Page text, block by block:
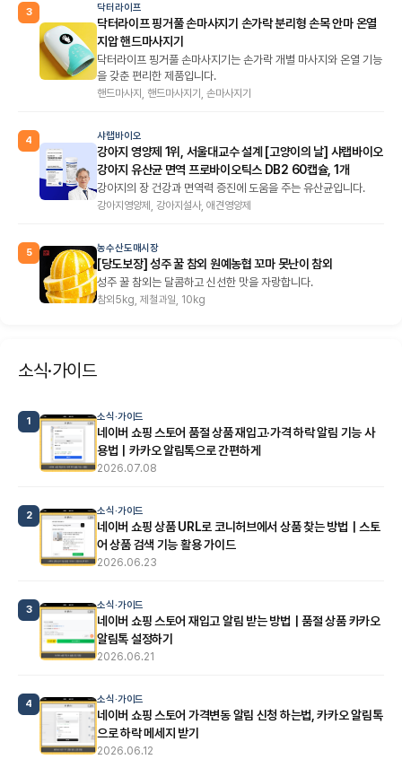
3 닥터라이프
닥터라이프 핑거풀 손마사지기 손가락 분리형 손목 안마 온열
지압 핸드마사지기
닥터라이프 핑거풀 손마사지기는 손가락 개별 마사지와 온열 기능
을 갖춘 편리한 제품입니다.
핸드마사지, 핸드마사지기, 손마사지기
4 샤랩바이오
강아지 영양제 1위, 서울대교수 설계 [고양이의 날] 샤랩바이오
강아지 유산균 면역 프로바이오틱스 DB2 60캡슐, 1개
강아지의 장 건강과 면역력 증진에 도움을 주는 유산균입니다.
강아지영양제, 강아지설사, 애견영양제
5 농수산도매시장
[당도보장] 성주 꿀 참외 원예농협 꼬마 못난이 참외
성주 꿀 참외는 달콤하고 신선한 맛을 자랑합니다.
참외5kg, 제철과일, 10kg
소식·가이드
1 소식·가이드
네이버 쇼핑 스토어 품절 상품 재입고·가격 하락 알림 기능 사
용법｜카카오 알림톡으로 간편하게
2026.07.08
2 소식·가이드
네이버 쇼핑 상품 URL로 코니허브에서 상품 찾는 방법｜스토
어 상품 검색 기능 활용 가이드
2026.06.23
3 소식·가이드
네이버 쇼핑 스토어 재입고 알림 받는 방법｜품절 상품 카카오
알림톡 설정하기
2026.06.21
4 소식·가이드
네이버 쇼핑 스토어 가격변동 알림 신청 하는법, 카카오 알림톡
으로 하락 메세지 받기
2026.06.12